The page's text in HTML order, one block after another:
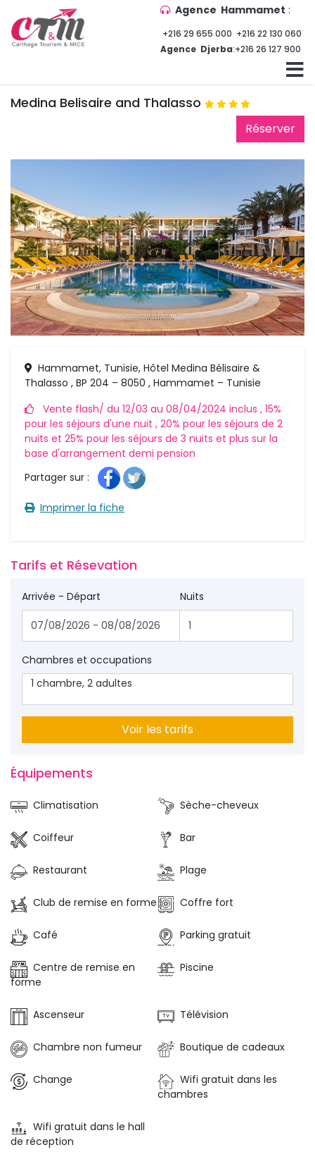
Agence Hammamet :
+216 29 655 000 +216 22 130 060
Agence Djerba:+216 26 127 900
Medina Belisaire and Thalasso
Réserver
Hammamet, Tunisie, Hôtel Medina Bélisaire &
Thalasso , BP 204 – 8050 , Hammamet – Tunisie
Vente flash/ du 12/03 au 08/04/2024 inclus , 15%
pour les séjours d'une nuit , 20% pour les séjours de 2
nuits et 25% pour les séjours de 3 nuits et plus sur la
base d'arrangement demi pension
Partager sur :
Imprimer la fiche
Tarifs et Résevation
Arrivée - Départ Nuits
Chambres et occupations
1 chambre, 2 adultes
Voir les tarifs
Équipements
Climatisation Sèche-cheveux
Coiffeur Bar
Restaurant Plage
Club de remise en forme Coffre fort
Café Parking gratuit
Centre de remise en
forme
Piscine
Ascenseur Télévision
Chambre non fumeur Boutique de cadeaux
Change
Wifi gratuit dans les
chambres
Wifi gratuit dans le hall
de réception